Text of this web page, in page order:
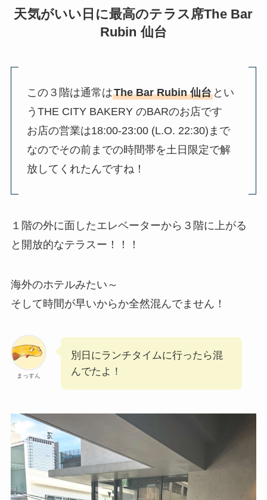
天気がいい日に最高のテラス席The Bar
Rubin 仙台
この３階は通常はThe Bar Rubin 仙台とい
うTHE CITY BAKERY のBARのお店です
お店の営業は18:00-23:00 (L.O. 22:30)まで
なのでその前までの時間帯を土日限定で解
放してくれたんですね！
１階の外に面したエレベーターから３階に上がる
と開放的なテラスー！！！
海外のホテルみたい～
そして時間が早いからか全然混んでません！
まっすん
別日にランチタイムに行ったら混
んでたよ！